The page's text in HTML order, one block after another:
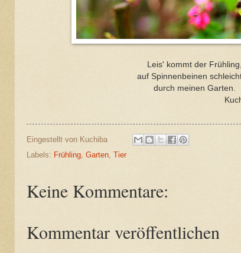
Leis' kommt der Frühling,
auf Spinnenbeinen
durch meinen Garten.
Eingestellt von Kuchiba
Labels: Frühling, Garten, Tier
Keine Kommentare:
Kommentar veröffentlichen